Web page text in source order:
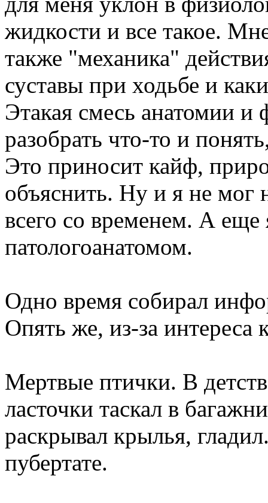
жидкости и все такое.
также "механика"
суставы при ходьбе и
Этакая смесь анатомии и
разобрать что-то и
Это приносит кайф,
объяснить. Ну и я не мог
всего со временем. А еще
патологоанатомом.
Одно время собирал
Опять же, из-за
Мертвые птички. В
ласточки таскал в
раскрывал крылья,
пубертате.